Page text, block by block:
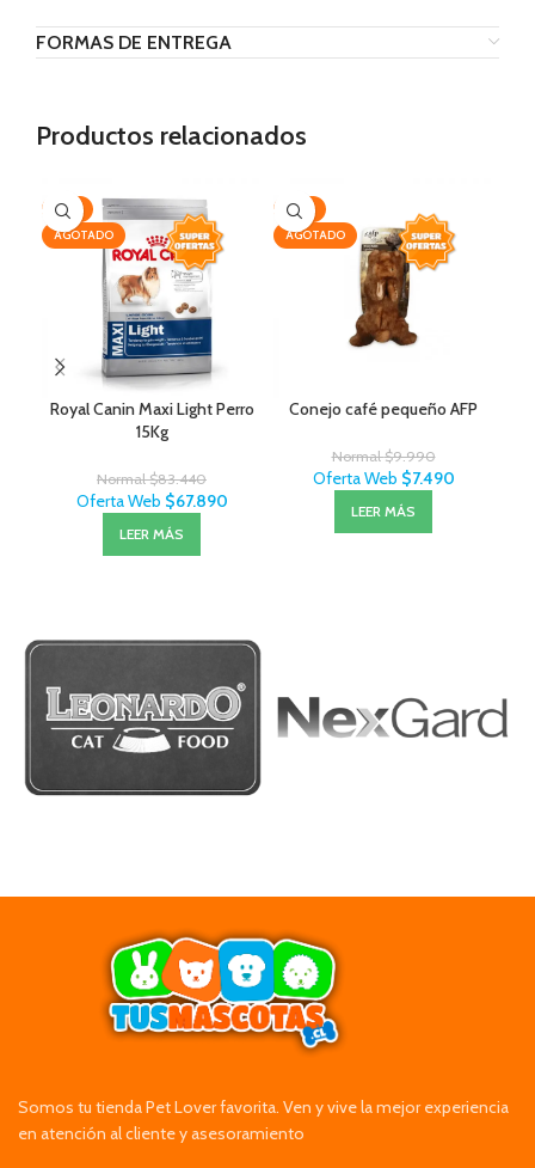
FORMAS DE ENTREGA
Productos relacionados
-19%
AGOTADO
Royal Canin Maxi Light Perro
15Kg
Normal$83.440
Oferta Web $67.890
LEER MÁS
-25%
AGOTADO
Conejo café pequeño AFP
Normal$9.990
Oferta Web $7.490
LEER MÁS
Somos tu tienda Pet Lover favorita. Ven y vive la mejor experiencia
en atención al cliente y asesoramiento